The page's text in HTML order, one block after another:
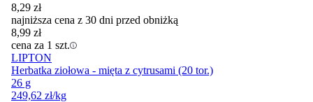
8,29 zł
najniższa cena z 30 dni przed obniżką
8,99 zł
cena za 1 szt.
LIPTON
Herbatka ziołowa - mięta z cytrusami (20 tor.)
26 g
249,62 zł/kg